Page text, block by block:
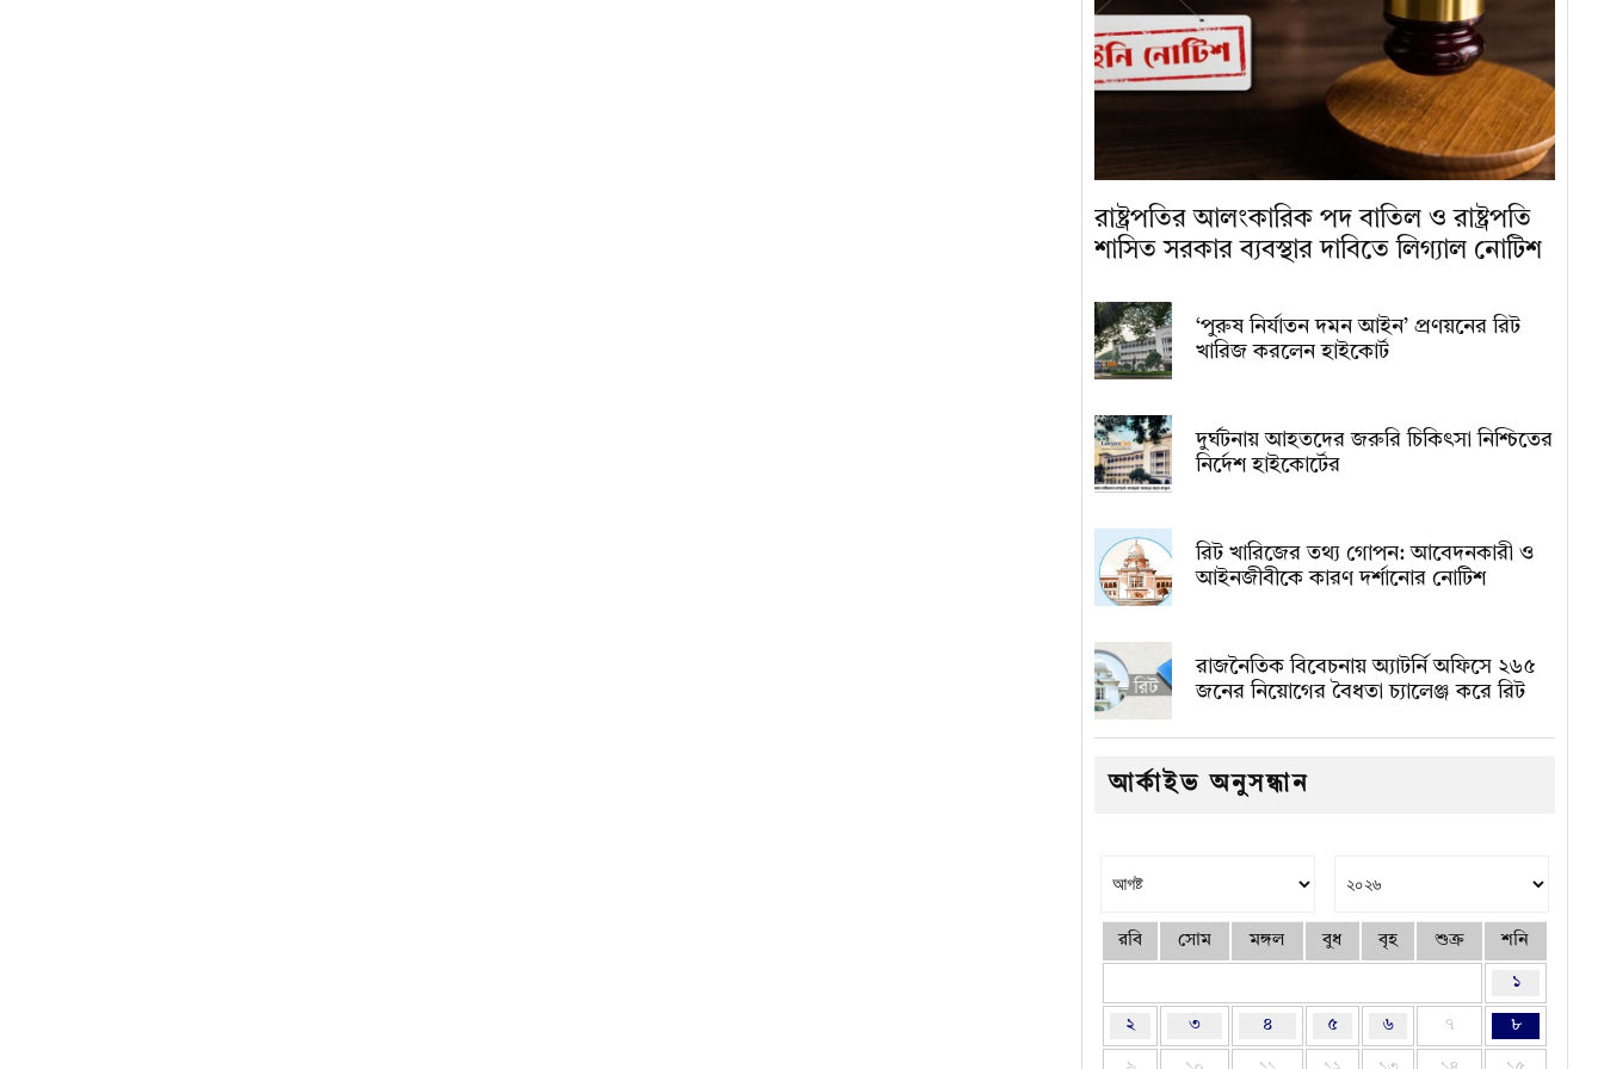
রাষ্ট্রপতির আলংকারিক পদ বাতিল ও রাষ্ট্রপতি
শাসিত সরকার ব্যবস্থার দাবিতে লিগ্যাল নোটিশ
‘পুরুষ নির্যাতন দমন আইন’ প্রণয়নের রিট
খারিজ করলেন হাইকোর্ট
দুর্ঘটনায় আহতদের জরুরি চিকিৎসা নিশ্চিতের
নির্দেশ হাইকোর্টের
রিট খারিজের তথ্য গোপন: আবেদনকারী ও
আইনজীবীকে কারণ দর্শানোর নোটিশ
রাজনৈতিক বিবেচনায় অ‍্যাটর্নি অফিসে ২৬৫
জনের নিয়োগের বৈধতা চ্যালেঞ্জ করে রিট
আর্কাইভ অনুসন্ধান
রবি সোম মঙ্গল বুধ বৃহ শুক্র শনি
১
২ ৩ ৪ ৫ ৬ ৭ ৮